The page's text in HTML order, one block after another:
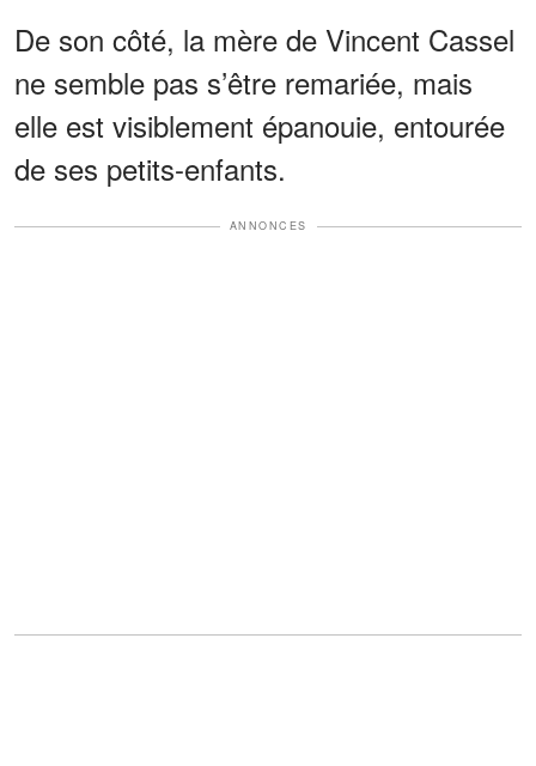
De son côté, la mère de Vincent Cassel
ne semble pas s’être remariée, mais
elle est visiblement épanouie, entourée
de ses petits-enfants.
ANNONCES